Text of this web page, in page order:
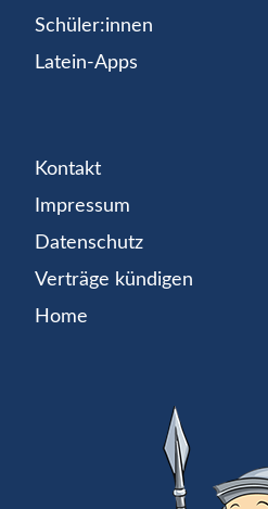
Schüler:innen
Latein-Apps
Kontakt
Impressum
Datenschutz
Verträge kündigen
Home